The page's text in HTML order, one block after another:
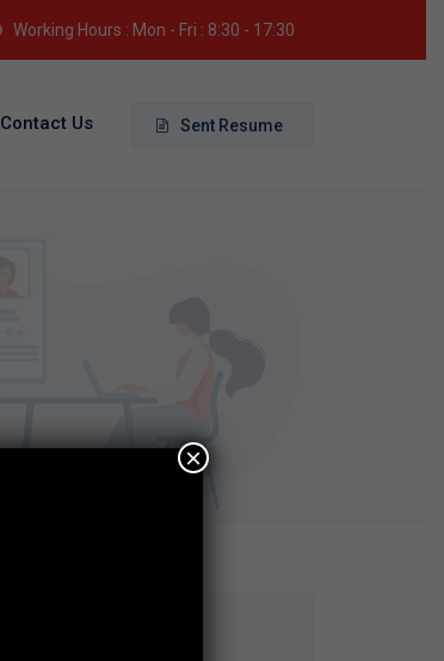
Working Hours : Mon - Fri : 8:30 - 17:30
Sent Resume
Contact Us
×